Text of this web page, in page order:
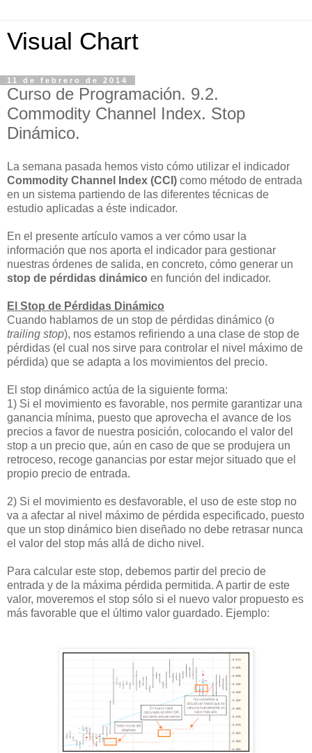
Visual Chart
11 de febrero de 2014
Curso de Programación. 9.2.
Commodity Channel Index. Stop
Dinámico.
La semana pasada hemos visto cómo utilizar el indicador
Commodity Channel Index (CCI) como método de entrada
en un sistema partiendo de las diferentes técnicas de
estudio aplicadas a éste indicador.
En el presente artículo vamos a ver cómo usar la
información que nos aporta el indicador para gestionar
nuestras órdenes de salida, en concreto, cómo generar un
stop de pérdidas dinámico en función del indicador.
El Stop de Pérdidas Dinámico
Cuando hablamos de un stop de pérdidas dinámico (o
trailing stop), nos estamos refiriendo a una clase de stop de
pérdidas (el cual nos sirve para controlar el nivel máximo de
pérdida) que se adapta a los movimientos del precio.
El stop dinámico actúa de la siguiente forma:
1) Si el movimiento es favorable, nos permite garantizar una
ganancia mínima, puesto que aprovecha el avance de los
precios a favor de nuestra posición, colocando el valor del
stop a un precio que, aún en caso de que se produjera un
retroceso, recoge ganancias por estar mejor situado que el
propio precio de entrada.
2) Si el movimiento es desfavorable, el uso de este stop no
va a afectar al nivel máximo de pérdida especificado, puesto
que un stop dinámico bien diseñado no debe retrasar nunca
el valor del stop más allá de dicho nivel.
Para calcular este stop, debemos partir del precio de
entrada y de la máxima pérdida permitida. A partir de este
valor, moveremos el stop sólo si el nuevo valor propuesto es
más favorable que el último valor guardado. Ejemplo: